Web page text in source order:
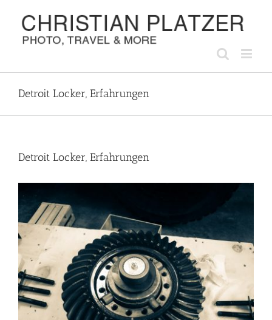
Inhalt
springen
Detroit Locker, Erfahrungen
Detroit Locker, Erfahrungen
grösseres
Bild